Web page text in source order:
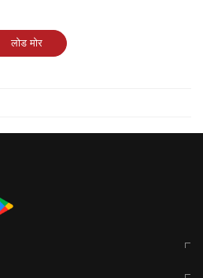
लोड मोर